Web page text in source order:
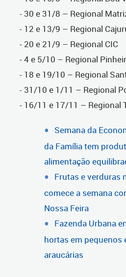
- 30 e 31/8 – Regional
- 12 e 13/9 – Regional
- 20 e 21/9 – Regional CIC
- 4 e 5/10 – Regional
- 18 e 19/10 – Regional
- 31/10 e 1/11 – Regional
- 16/11 e 17/11 – Regional
Semana da
da Família tem
alimentação
Frutas e verduras
comece a semana
Nossa Feira
Fazenda Urbana
hortas em pequenos
araucárias